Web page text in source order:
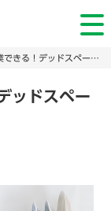
！デッドスペース活用術
ッドスペー